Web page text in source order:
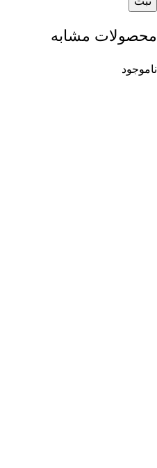
محصولات مشابه
ناموجود